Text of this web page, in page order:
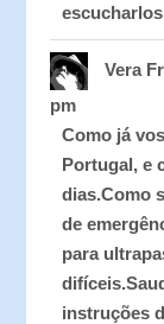
Vera
pm
Como já
Portugal, e
dias.Como
de
para
instruções